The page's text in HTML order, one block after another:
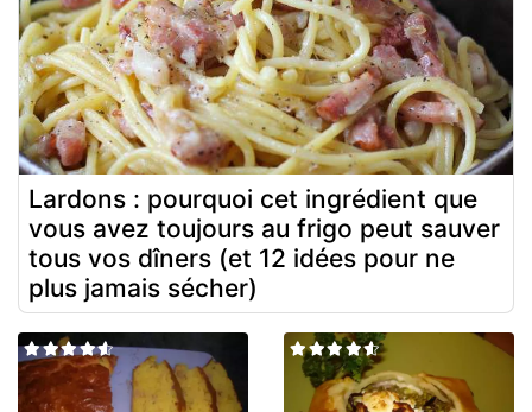
Lardons : pourquoi cet ingrédient que
vous avez toujours au frigo peut sauver
tous vos dîners (et 12 idées pour ne
plus jamais sécher)